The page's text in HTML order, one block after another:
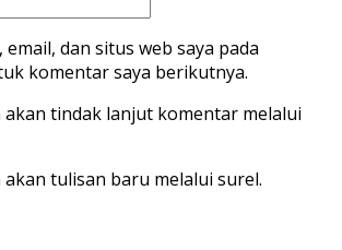
email, dan situs web saya pada
komentar saya berikutnya.
akan tindak lanjut komentar melalui
tulisan baru melalui surel.